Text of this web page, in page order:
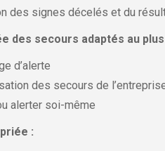
des signes décelés et du
des secours adaptés au
d’alerte
des secours de
alerter soi-même
: